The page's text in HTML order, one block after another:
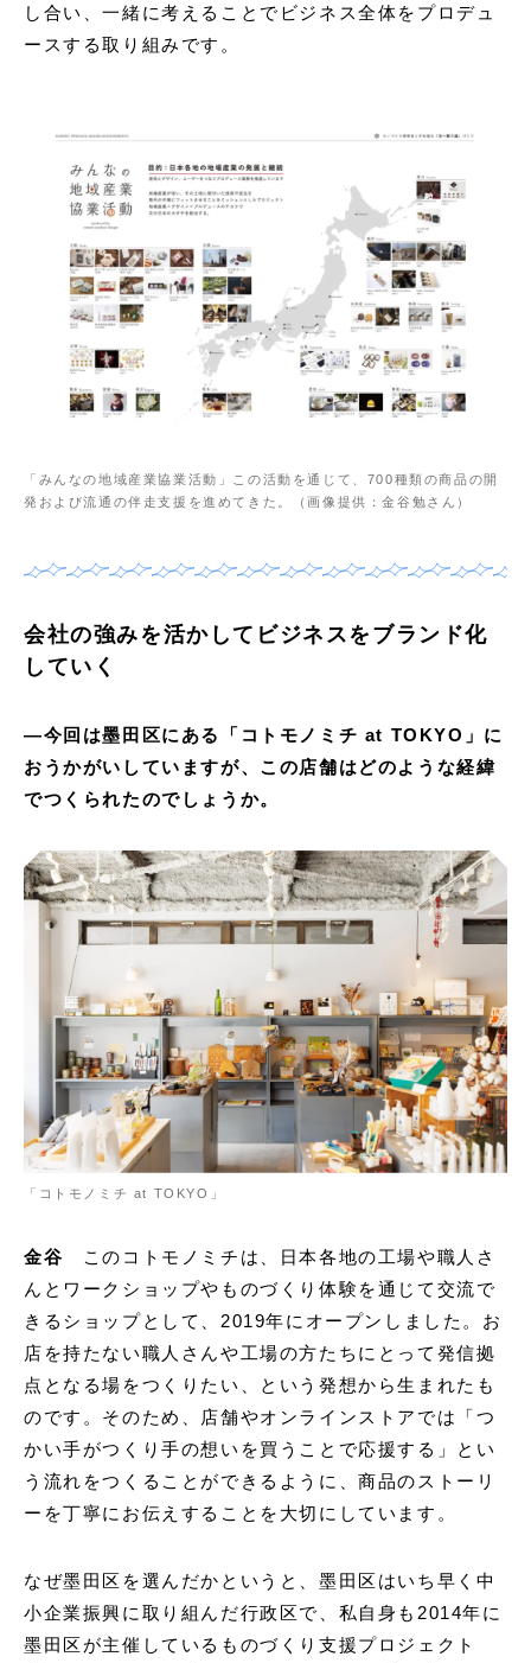
し合い、一緒に考えることでビジネス全体をプロデュ
ースする取り組みです。
「みんなの地域産業協業活動」この活動を通じて、700種類の商品の開
発および流通の伴走支援を進めてきた。（画像提供：金谷勉さん）
会社の強みを活かしてビジネスをブランド化
していく
―今回は墨田区にある「コトモノミチ at TOKYO」に
おうかがいしていますが、この店舗はどのような経緯
でつくられたのでしょうか。
「コトモノミチ at TOKYO」
金谷
このコトモノミチは、日本各地の工場や職人さ
んとワークショップやものづくり体験を通じて交流で
きるショップとして、2019年にオープンしました。お
店を持たない職人さんや工場の方たちにとって発信拠
点となる場をつくりたい、という発想から生まれたも
のです。そのため、店舗やオンラインストアでは「つ
かい手がつくり手の想いを買うことで応援する」とい
う流れをつくることができるように、商品のストーリ
ーを丁寧にお伝えすることを大切にしています。
なぜ墨田区を選んだかというと、墨田区はいち早く中
小企業振興に取り組んだ行政区で、私自身も2014年に
墨田区が主催しているものづくり支援プロジェクト